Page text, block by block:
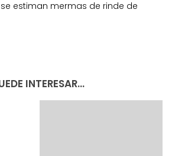
estiman mermas de rinde de
INTERESAR...